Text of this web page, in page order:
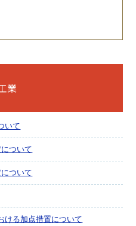
業
いて
ついて
ついて
ける加点措置について